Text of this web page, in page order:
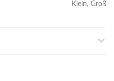
Klein, Groß